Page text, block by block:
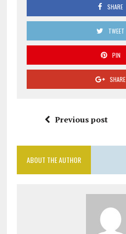
SHARE
TWEET
PIN
SHARE
Previous post
ABOUT THE AUTHOR